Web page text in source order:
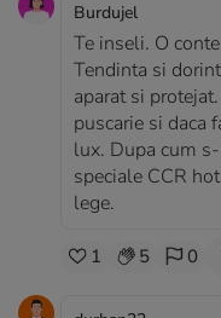
Burdujel
Te inseli. O
Tendinta si
aparat si
puscarie si daca
lux. Dupa cum
speciale CCR
lege.
1 5 0